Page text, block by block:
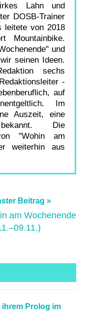
Lahn und
DOSB-Trainer
leitete von 2018
Mountainbike.
und
seinen Ideen.
sechs
-
auf
Im
Auszeit, eine
Die
"Wohin am
weiterhin aus
Beitrag
am Wochenende
Prolog im